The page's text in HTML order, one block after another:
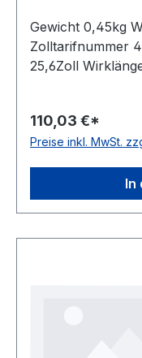
Gewicht 0,45kg
Zolltarifnummer
25,6Zoll
Material
Rippenabstand
110,03 €*
Preise inkl. MwSt.
In